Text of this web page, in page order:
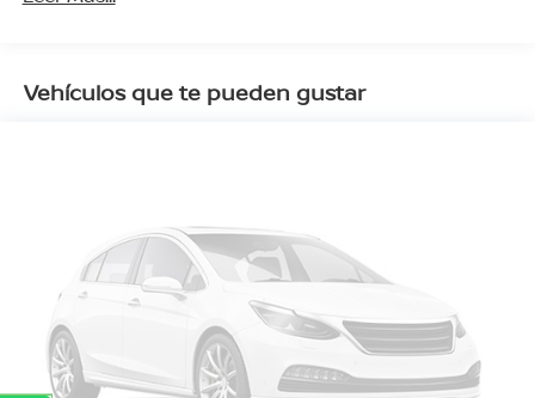
Vehículos que te pueden gustar